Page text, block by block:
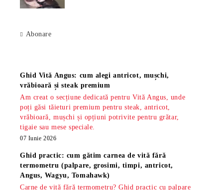
Abonare
Ghid Vită Angus: cum alegi antricot, mușchi,
vrăbioară și steak premium
Am creat o secțiune dedicată pentru Vită Angus, unde
poți găsi tăieturi premium pentru steak, antricot,
vrăbioară, mușchi și opțiuni potrivite pentru grătar,
tigaie sau mese speciale.
07 Iunie 2026
Ghid practic: cum gătim carnea de vită fără
termometru (palpare, grosimi, timpi, antricot,
Angus, Wagyu, Tomahawk)
Carne de vită fără termometru? Ghid practic cu palpare